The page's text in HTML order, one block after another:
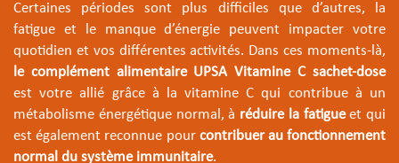
Certaines périodes sont plus difficiles que d’autres, la
fatigue et le manque d’énergie peuvent impacter votre
quotidien et vos différentes activités. Dans ces moments-là,
le complément alimentaire UPSA Vitamine C sachet-dose
est votre allié grâce à la vitamine C qui contribue à un
métabolisme énergétique normal, à réduire la fatigueet qui
est également reconnue pour contribuer au fonctionnement
normal du système immunitaire.